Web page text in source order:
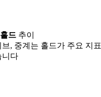
드 추이
, 중계는 홀드가 주요 지표
니다